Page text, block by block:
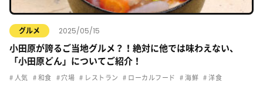
グルメ 2025/05/15
小田原が誇るご当地グルメ？！絶対に他では味わえない、
「小田原どん」についてご紹介！
人気 和食 穴場 レストラン ローカルフード 海鮮 洋食